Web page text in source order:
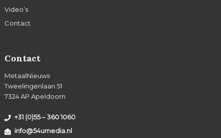
Video’s
Contact
Contact
MetaalNieuws
Tweelingenlaan 51
7324 AP Apeldoorn
+31 (0)55 – 360 1060
info@54umedia.nl